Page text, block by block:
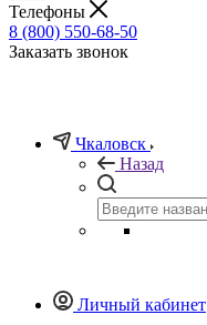
Телефоны
8 (800) 550-68-50
Заказать звонок
Чкаловск
Назад
Личный кабинет